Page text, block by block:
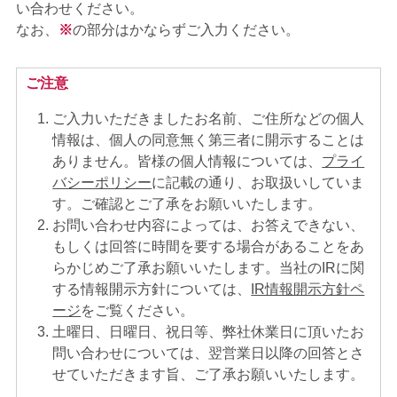
い合わせください。
なお、
※の部分はかならずご入力ください。
ご注意
ご入力いただきましたお名前、ご住所などの個人
情報は、個人の同意無く第三者に開示することは
ありません。皆様の個人情報については、 プライ
バシーポリシーに記載の通り、お取扱いしていま
す。ご確認とご了承をお願いいたします。
お問い合わせ内容によっては、お答えできない、
もしくは回答に時間を要する場合があることをあ
らかじめご了承お願いいたします。当社のIRに関
する情報開示方針については、
IR情報開示方針ペ
ージをご覧ください。
土曜日、日曜日、祝日等、弊社休業日に頂いたお
問い合わせについては、翌営業日以降の回答とさ
せていただきます旨、ご了承お願いいたします。